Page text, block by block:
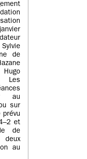
de
Les
au
sur
et
de
deux
au